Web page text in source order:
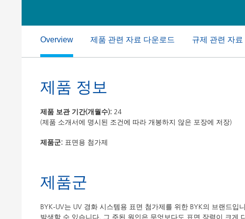
Overview 제품 관련 자료 다운로드 규제 관련 자료
제품 정보
제품 보관 기간(개월수): 24
(제품 소개서에 명시된 조건에 따라 개봉하지 않은 포장에 저장)
제품군: 표면용 첨가제
제품군
BYK-UV는 UV 경화 시스템용 표면 첨가제를 위한 BYK의 브랜드
발생할 수 있습니다. 그 주된 원인은 무엇보다도 표면 장력이 크게